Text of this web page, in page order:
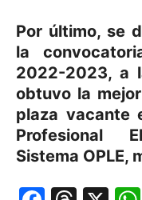
Por último, se
la
2022-2023, a
obtuvo la
plaza vacante
Profesional
Sistema OPLE,